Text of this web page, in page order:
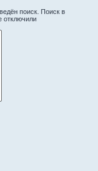
поиск. Поиск в
отключили